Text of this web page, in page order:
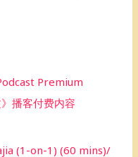
Premium
播客付费内容
(1-on-1) (60 mins)/